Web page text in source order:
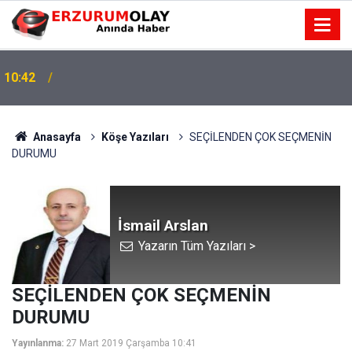
10:33
Anasayfa Köşe Yazıları
SEÇİLENDEN ÇOK SEÇMENİN
DURUMU
İsmail Arslan
Yazarın Tüm Yazıları >
SEÇİLENDEN ÇOK SEÇMENİN
DURUMU
Yayınlanma: 27 Mart 2019 Çarşamba 10:41